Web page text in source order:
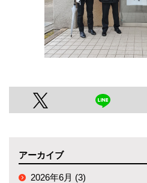
アーカイブ
2026年6月 (3)